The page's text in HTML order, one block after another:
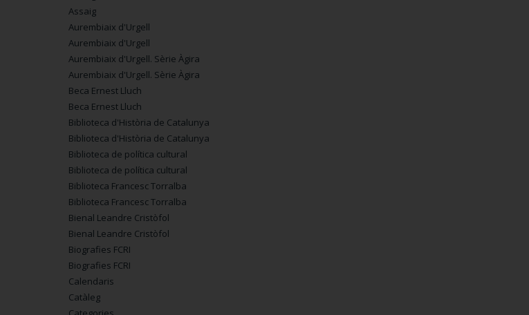
Assaig
Aurembiaix d'Urgell
Aurembiaix d'Urgell
Aurembiaix d'Urgell. Sèrie Àgira
Aurembiaix d'Urgell. Sèrie Àgira
Beca Ernest Lluch
Beca Ernest Lluch
Biblioteca d'Història de Catalunya
Biblioteca d'Història de Catalunya
Biblioteca de política cultural
Biblioteca de política cultural
Biblioteca Francesc Torralba
Biblioteca Francesc Torralba
Bienal Leandre Cristòfol
Bienal Leandre Cristòfol
Biografies FCRI
Biografies FCRI
Calendaris
Catàleg